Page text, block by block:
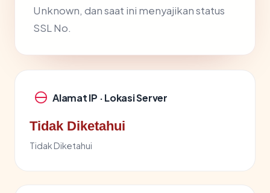
Unknown, dan saat ini menyajikan status
SSL No.
Alamat IP · Lokasi Server
Tidak Diketahui
Tidak Diketahui